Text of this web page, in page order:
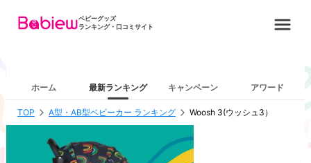
ベビーグッズ
ランキング・口コミサイト
ホーム 最新ランキング キャンペーン アワード
TOP A型・AB型ベビーカー ランキング Woosh 3(ウッシュ3）